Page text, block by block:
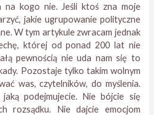
na kogo nie. Jeśli ktoś zna moje
jakie ugrupowanie polityczne
W tym artykule zwracam jednak
której od ponad 200 lat nie
pewnością nie uda nam się to
Pozostaje tylko takim wolnym
was, czytelników, do myślenia.
jaką podejmujecie. Nie bójcie się
rozsądku. Nie dajcie emocjom